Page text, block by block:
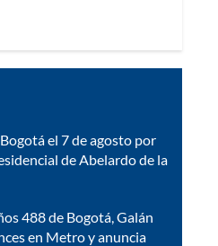
el 7 de agosto por
de Abelardo de la
488 de Bogotá, Galán
en Metro y anuncia